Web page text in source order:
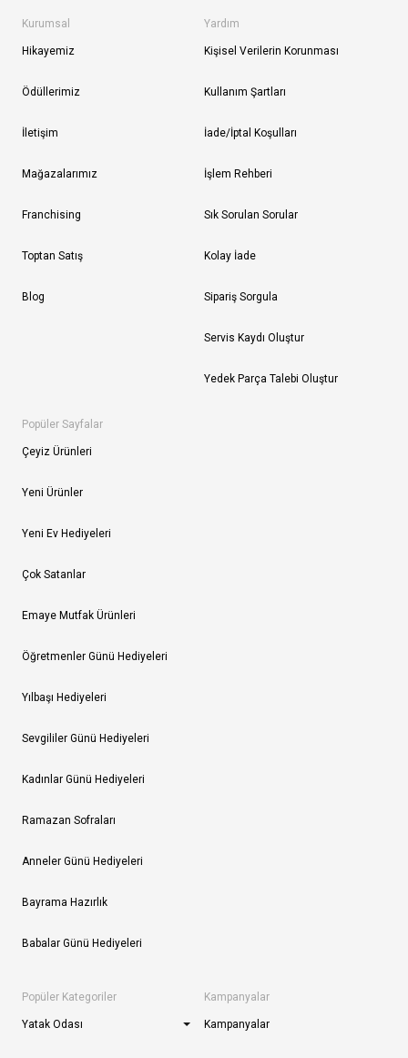
Kurumsal
Hikayemiz
Ödüllerimiz
İletişim
Mağazalarımız
Franchising
Toptan Satış
Blog
Yardım
Kişisel Verilerin Korunması
Kullanım Şartları
İade/İptal Koşulları
İşlem Rehberi
Sık Sorulan Sorular
Kolay İade
Sipariş Sorgula
Servis Kaydı Oluştur
Yedek Parça Talebi Oluştur
Popüler Sayfalar
Çeyiz Ürünleri
Yeni Ürünler
Yeni Ev Hediyeleri
Çok Satanlar
Emaye Mutfak Ürünleri
Öğretmenler Günü Hediyeleri
Yılbaşı Hediyeleri
Sevgililer Günü Hediyeleri
Kadınlar Günü Hediyeleri
Ramazan Sofraları
Anneler Günü Hediyeleri
Bayrama Hazırlık
Babalar Günü Hediyeleri
Popüler Kategoriler
Yatak Odası
Kampanyalar
Kampanyalar